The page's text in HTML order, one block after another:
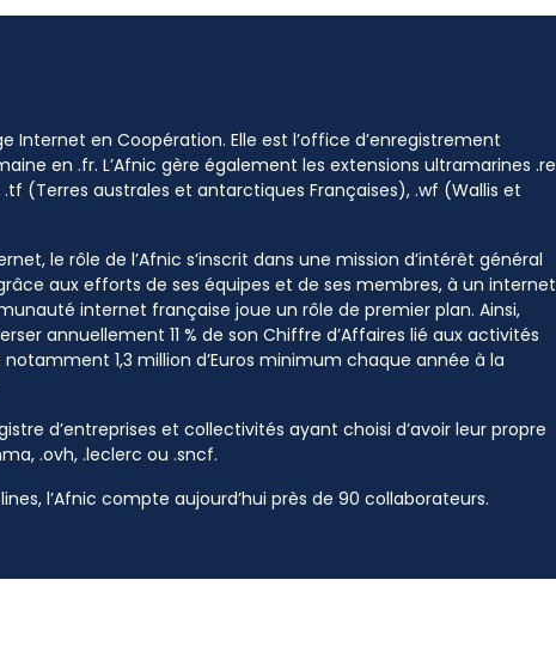
Internet en Coopération. Elle est l’office d’enregistrement
en .fr. L’Afnic gère également les extensions ultramarines .re
(Terres australes et antarctiques Françaises), .wf (Wallis et
le rôle de l’Afnic s’inscrit dans une mission d’intérêt général
aux efforts de ses équipes et de ses membres, à un internet
internet française joue un rôle de premier plan. Ainsi,
annuellement 11 % de son Chiffre d’Affaires lié aux activités
1,3 million d’Euros minimum chaque année à la
d’entreprises et collectivités ayant choisi d’avoir leur propre
.ovh, .leclerc ou .sncf.
l’Afnic compte aujourd’hui près de 90 collaborateurs.